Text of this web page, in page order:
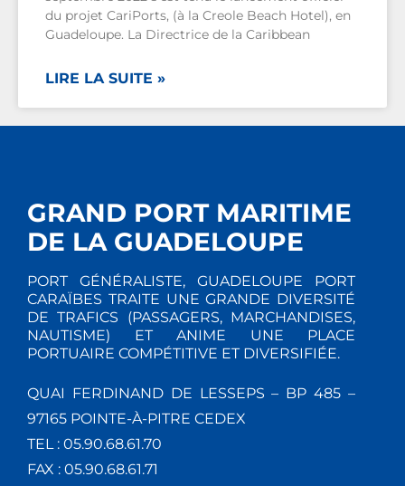
du projet CariPorts, (à la Creole Beach Hotel), en
Guadeloupe. La Directrice de la Caribbean
LIRE LA SUITE »
GRAND PORT MARITIME
DE LA GUADELOUPE
PORT GÉNÉRALISTE, GUADELOUPE PORT
CARAÏBES TRAITE UNE GRANDE DIVERSITÉ
DE TRAFICS (PASSAGERS, MARCHANDISES,
NAUTISME) ET ANIME UNE PLACE
PORTUAIRE COMPÉTITIVE ET DIVERSIFIÉE.
QUAI FERDINAND DE LESSEPS – BP 485 –
97165 POINTE-À-PITRE CEDEX
TEL : 05.90.68.61.70
FAX : 05.90.68.61.71